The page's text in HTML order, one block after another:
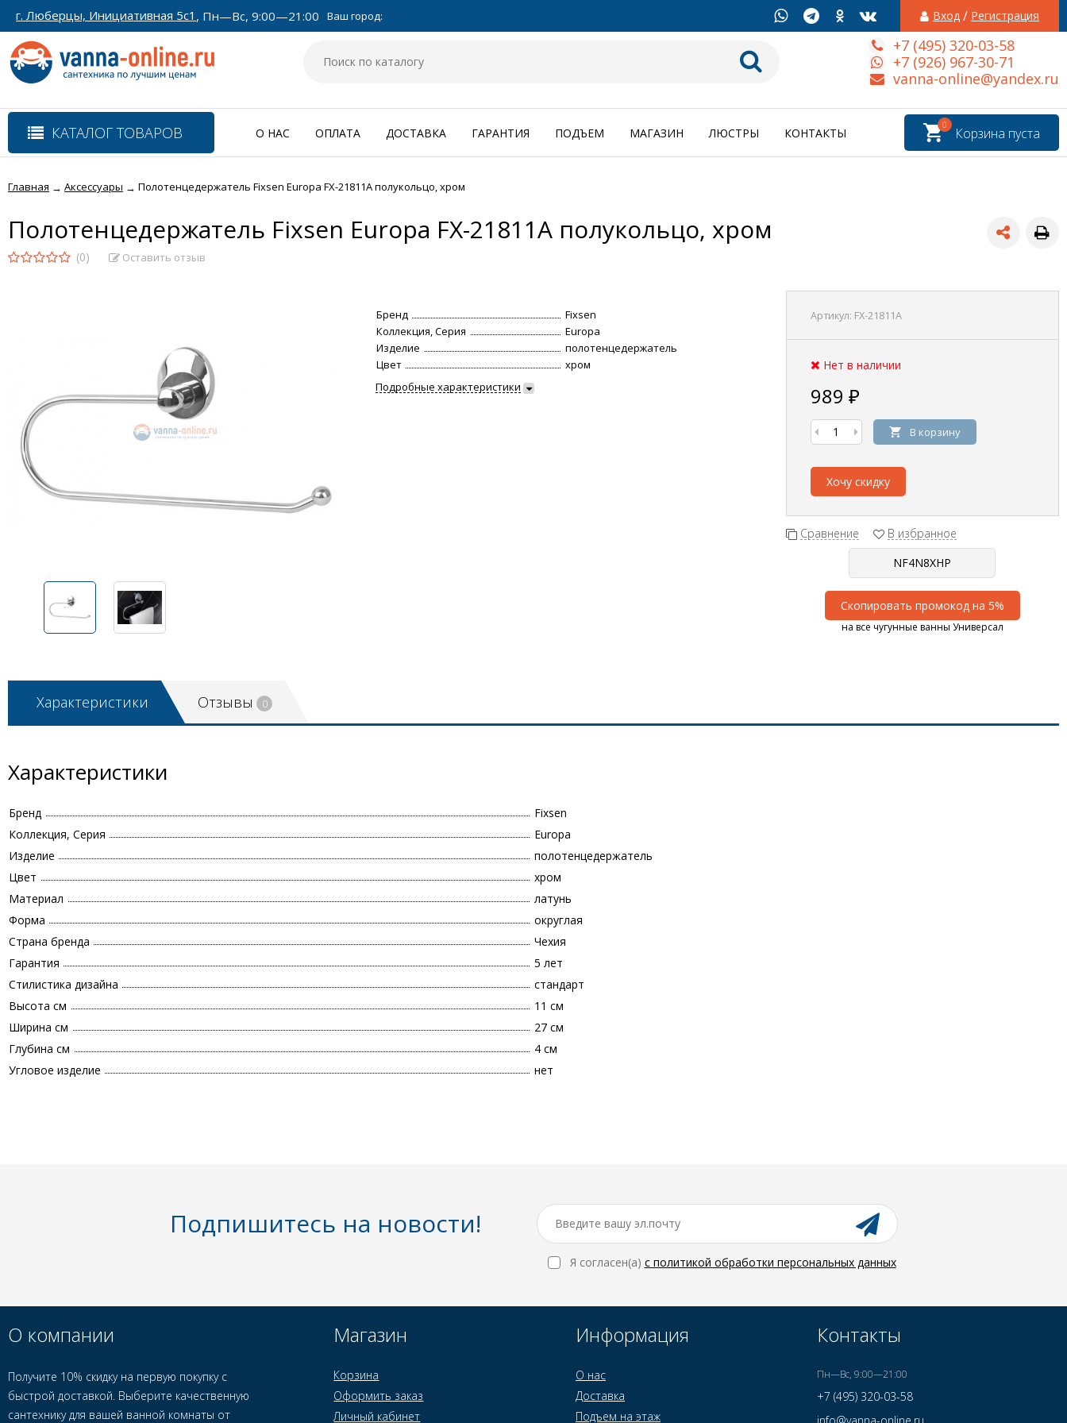
г. Люберцы, Инициативная 5с1 , Пн—Вс, 9:00—21:00 Ваш город: Вход / Регистрация
+7 (495) 320-03-58
+7 (926) 967-30-71
vanna-online@yandex.ru
КАТАЛОГ ТОВАРОВ Корзина пуста
0
О НАС ОПЛАТА ДОСТАВКА ГАРАНТИЯ ПОДЪЕМ МАГАЗИН ЛЮСТРЫ КОНТАКТЫ
Главная → Аксессуары → Полотенцедержатель Fixsen Europa FX-21811А полукольцо, хром
Полотенцедержатель Fixsen Europa FX-21811А полукольцо, хром
(0) Оставить отзыв
Артикул: FX-21811A
Нет в наличии
989 ₽
В корзину
Хочу скидку
Сравнение В избранное
Скопировать промокод на 5%
на все чугунные ванны Универсал
Бренд
Fixsen
Коллекция, Серия
Europa
Изделие
полотенцедержатель
Цвет
хром
Подробные характеристики
Характеристики Отзывы 0
Характеристики
Бренд
Fixsen
Коллекция, Серия
Europa
Изделие
полотенцедержатель
Цвет
хром
Материал
латунь
Форма
округлая
Страна бренда
Чехия
Гарантия
5 лет
Стилистика дизайна
стандарт
Высота см
11 см
Ширина см
27 см
Глубина см
4 см
Угловое изделие
нет
Подпишитесь на новости!
Я согласен(a) с политикой обработки персональных данных
О компании
Получите 10% скидку на первую покупку с
быстрой доставкой. Выберите качественную
сантехнику для вашей ванной комнаты от
Магазин
Корзина
Оформить заказ
Личный кабинет
Информация
О нас
Доставка
Подъем на этаж
Контакты
Пн—Вс, 9:00—21:00
+7 (495) 320-03-58